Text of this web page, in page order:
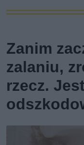
Zanim
zalaniu,
rzecz.